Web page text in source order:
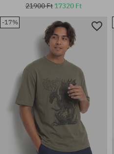
Elérhető méretek:
21900 Ft 17320 Ft
-17%